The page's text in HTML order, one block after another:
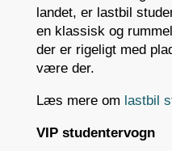
landet, er lastbil
en klassisk og
der er rigeligt med
være der.
Læs mere om lastbil
VIP studentervogn